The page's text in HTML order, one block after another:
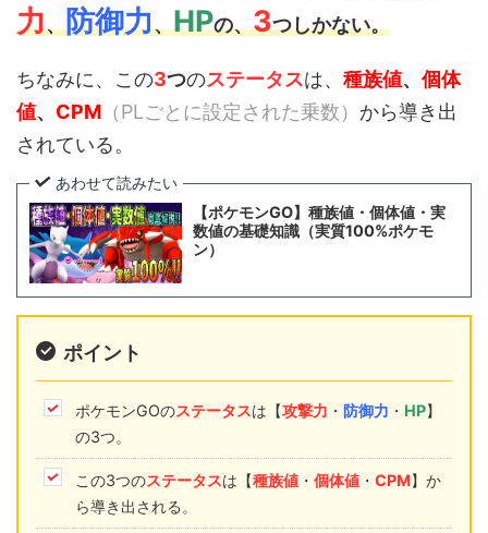
力、防御力、HPの、3つしかない。
ちなみに、この3つのステータスは、 種族値、 個体
値、 CPM （PLごとに設定された乗数） から導き出
されている。
あわせて読みたい
【ポケモンGO】種族値・個体値・実
数値の基礎知識（実質100%ポケモ
ン）
ポイント
ポケモンGOのステータスは【攻撃力 ・ 防御力 ・ HP】
の3つ。
この3つのステータスは【種族値 ・ 個体値 ・ CPM】か
ら導き出される。